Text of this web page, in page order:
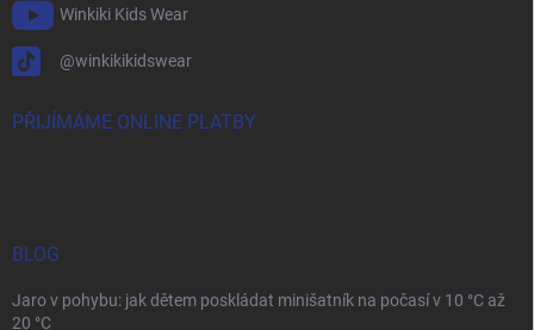
Winkiki Kids Wear
@winkikikidswear
PŘIJÍMÁME ONLINE PLATBY
BLOG
Jaro v pohybu: jak dětem poskládat minišatník na počasí v 10 °C až
20 °C